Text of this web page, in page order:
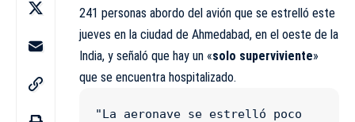
241 personas abordo del avión que se estrelló este
jueves en la ciudad de Ahmedabad, en el oeste de la
India, y señaló que hay un «solo superviviente»
que se encuentra hospitalizado.
"La aeronave se estrelló poco